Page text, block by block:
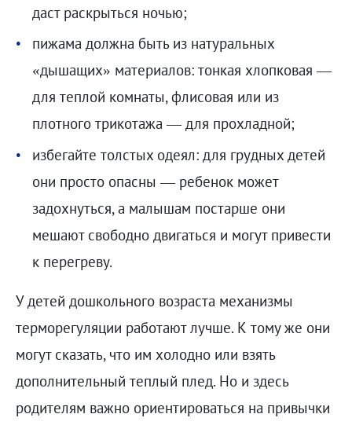
даст раскрыться ночью;
пижама должна быть из натуральных
«дышащих» материалов: тонкая хлопковая —
для теплой комнаты, флисовая или из
плотного трикотажа — для прохладной;
избегайте толстых одеял: для грудных детей
они просто опасны — ребенок может
задохнуться, а малышам постарше они
мешают свободно двигаться и могут привести
к перегреву.
У детей дошкольного возраста механизмы
терморегуляции работают лучше. К тому же они
могут сказать, что им холодно или взять
дополнительный теплый плед. Но и здесь
родителям важно ориентироваться на привычки